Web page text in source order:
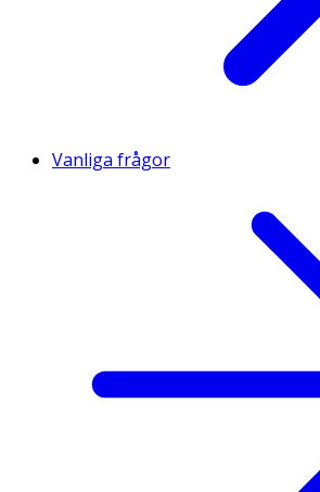
Vanliga frågor